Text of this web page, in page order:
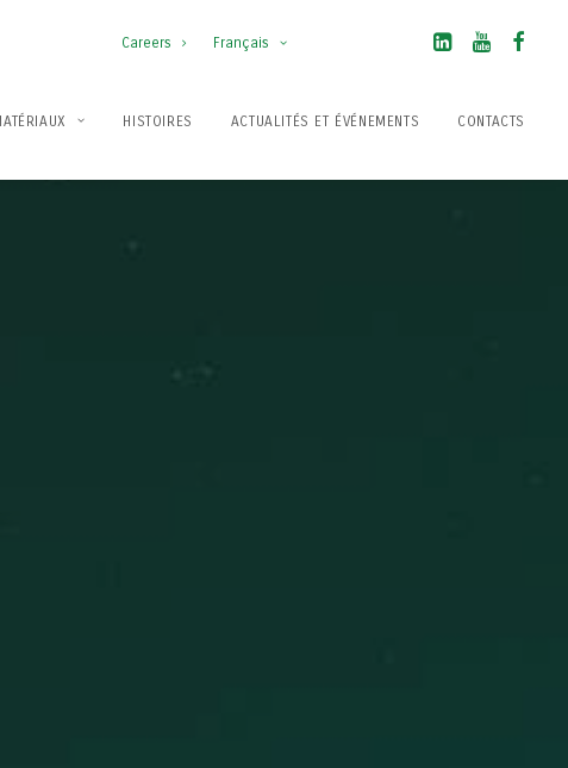
Careers Français
HISTOIRES ACTUALITÉS ET ÉVÉNEMENTS CONTACTS